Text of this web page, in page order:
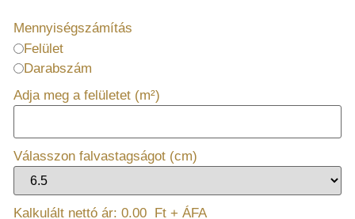
Mennyiségszámítás
Felület
Darabszám
Adja meg a felületet (m²)
Válasszon falvastagságot (cm)
Kalkulált nettó ár: 0.00 Ft + ÁFA